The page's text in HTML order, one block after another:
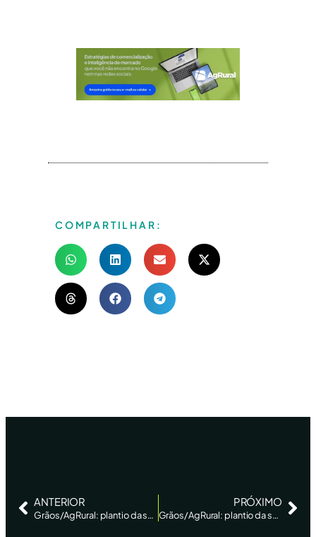
COMPARTILHAR:
ANTERIOR
Grãos/AgRural: plantio da safra de soja 2024/25 atinge 54% ante 36% uma semana antes
PRÓXIMO
Grãos/AgRural: plantio da safra de soja 2024/25 atinge 80% ante 67% uma semana antes